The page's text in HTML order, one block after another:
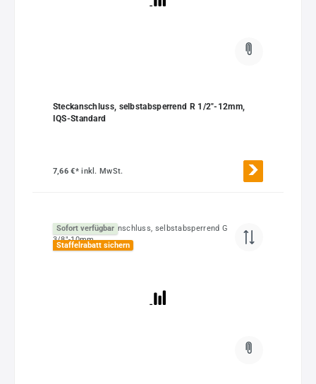
Steckanschluss, selbstabsperrend R 1/2"-12mm,
IQS-Standard
7,66 €*inkl. MwSt.
Sofort verfügbar
Staffelrabatt sichern